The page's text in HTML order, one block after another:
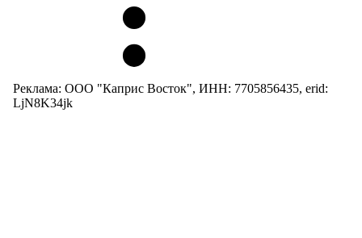
Реклама: ООО "Каприс Восток", ИНН: 7705856435, erid:
LjN8K34jk